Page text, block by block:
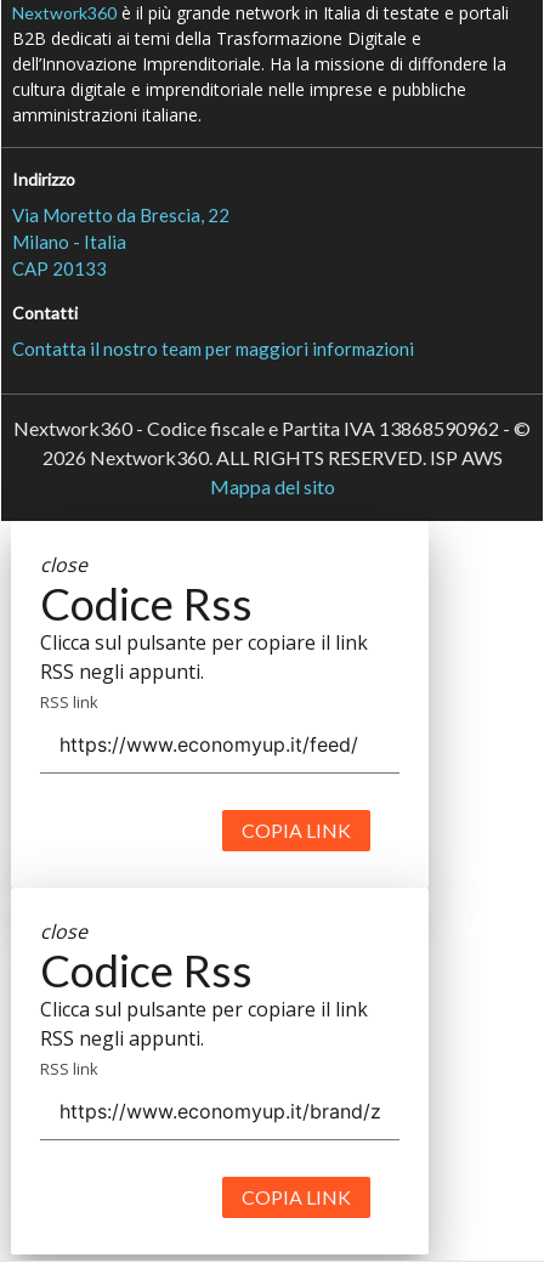
Nextwork360 è il più grande network in Italia di testate e portali
B2B dedicati ai temi della Trasformazione Digitale e
dell’Innovazione Imprenditoriale. Ha la missione di diffondere la
cultura digitale e imprenditoriale nelle imprese e pubbliche
amministrazioni italiane.
Indirizzo
Via Moretto da Brescia, 22
Milano - Italia
CAP 20133
Contatti
Contatta il nostro team per maggiori informazioni
Nextwork360 - Codice fiscale e Partita IVA 13868590962 - ©
2026 Nextwork360. ALL RIGHTS RESERVED. ISP AWS
Mappa del sito
close
Codice Rss
Clicca sul pulsante per copiare il link
RSS negli appunti.
RSS link
COPIA LINK
close
Codice Rss
Clicca sul pulsante per copiare il link
RSS negli appunti.
RSS link
COPIA LINK